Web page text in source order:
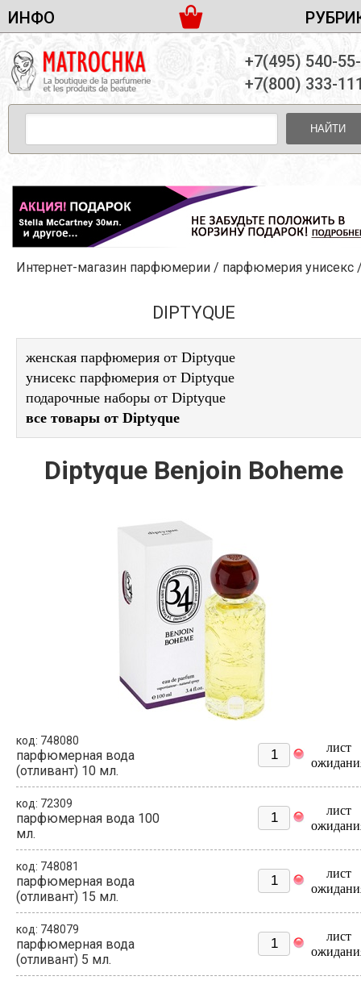
ИНФО
ДОСТАВКА И ОПЛАТА
ПАРТНЕРСТВО
КОНТАКТЫ
ЖЕНСКАЯ ПАРФЮМЕРИЯ
МУЖСКАЯ ПАРФЮМЕРИЯ
УНИСЕКС ПАРФЮМЕРИЯ
ЖЕНСКИЕ НАБОРЫ
МУЖСКИЕ НАБОРЫ
УНИСЕКС НАБОРЫ
УХОД ЗА ЛИЦОМ
УХОД ЗА ТЕЛОМ
ДЕКОРАТИВНАЯ КОСМЕТИКА
+7(495) 540-
+7(800) 333-
НАЙТИ
Интернет-магазин парфюмерии / парфюмерия унисекс
DIPTYQUE
женская парфюмерия от Diptyque
унисекс парфюмерия от Diptyque
подарочные наборы от Diptyque
все товары от Diptyque
Diptyque Benjoin Boheme
код: 748080
парфюмерная вода
(отливант) 10 мл.
лист
код: 72309
парфюмерная вода 100
мл.
лист
код: 748081
парфюмерная вода
(отливант) 15 мл.
лист
код: 748079
парфюмерная вода
(отливант) 5 мл.
лист